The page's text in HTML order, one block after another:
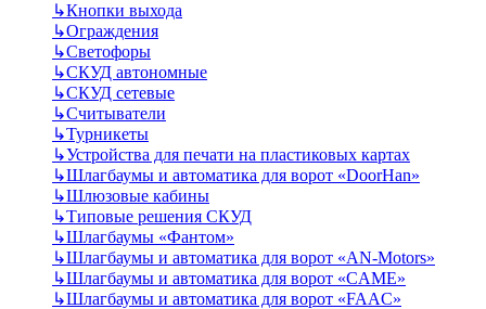
↳Кнопки выхода
↳Ограждения
↳Светофоры
↳СКУД автономные
↳СКУД сетевые
↳Считыватели
↳Турникеты
↳Устройства для печати на пластиковых картах
↳Шлагбаумы и автоматика для ворот «DoorHan»
↳Шлюзовые кабины
↳Типовые решения СКУД
↳Шлагбаумы «Фантом»
↳Шлагбаумы и автоматика для ворот «AN-Motors»
↳Шлагбаумы и автоматика для ворот «CAME»
↳Шлагбаумы и автоматика для ворот «FAAC»